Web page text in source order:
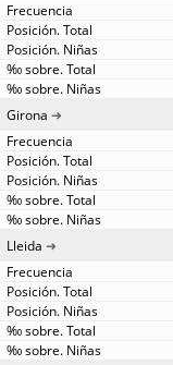
Girona
Lleida